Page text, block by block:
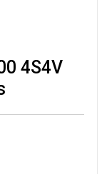
4S4V